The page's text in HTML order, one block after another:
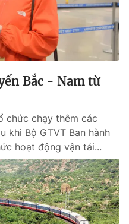
Bắc - Nam từ
chức chạy thêm các
khi Bộ GTVT Ban hành
hoạt động vận tải...